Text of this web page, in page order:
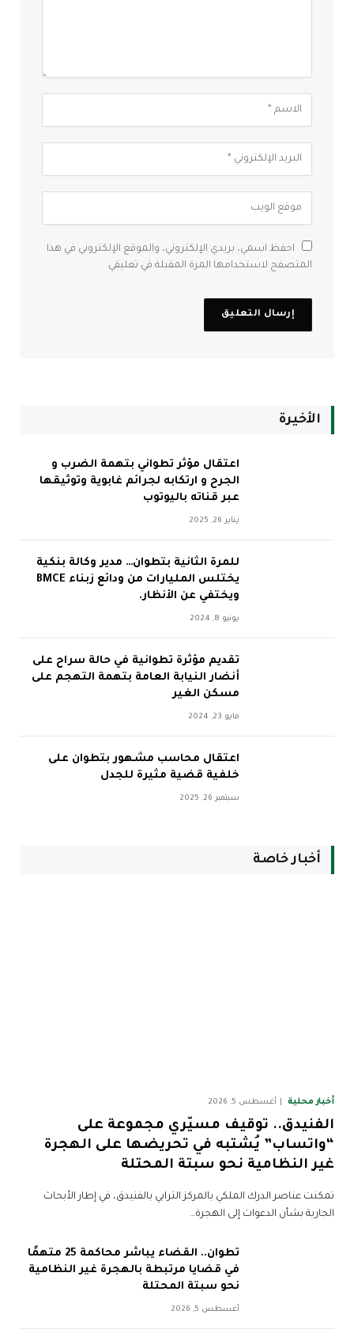
احفظ اسمي، بريدي الإلكتروني، والموقع الإلكتروني في هذا
المتصفح لاستخدامها المرة المقبلة في تعليقي.
الأخيرة
اعتقال مؤثر تطواني بتهمة الضرب و
الجرح و ارتكابه لجرائم غابوية وتوثيقها
عبر قناته باليوتوب
يناير 26, 2025
للمرة الثانية بتطوان… مدير وكالة بنكية
يختلس المليارات من ودائع زبناء BMCE
ويختفي عن الأنظار.
يونيو 8, 2024
تقديم مؤثرة تطوانية في حالة سراح على
أنضار النيابة العامة بتهمة التهجم على
مسكن الغير
مايو 23, 2024
اعتقال محاسب مشهور بتطوان على
خلفية قضية مثيرة للجدل
سبتمبر 26, 2025
أخبار خاصة
أخبار محلية أغسطس 5, 2026
الفنيدق.. توقيف مسيّري مجموعة على
“واتساب” يُشتبه في تحريضها على الهجرة
غير النظامية نحو سبتة المحتلة
تمكنت عناصر الدرك الملكي بالمركز الترابي بالفنيدق، في إطار الأبحاث
الجارية بشأن الدعوات إلى الهجرة…
تطوان.. القضاء يباشر محاكمة 25 متهمًا
في قضايا مرتبطة بالهجرة غير النظامية
نحو سبتة المحتلة
أغسطس 5, 2026